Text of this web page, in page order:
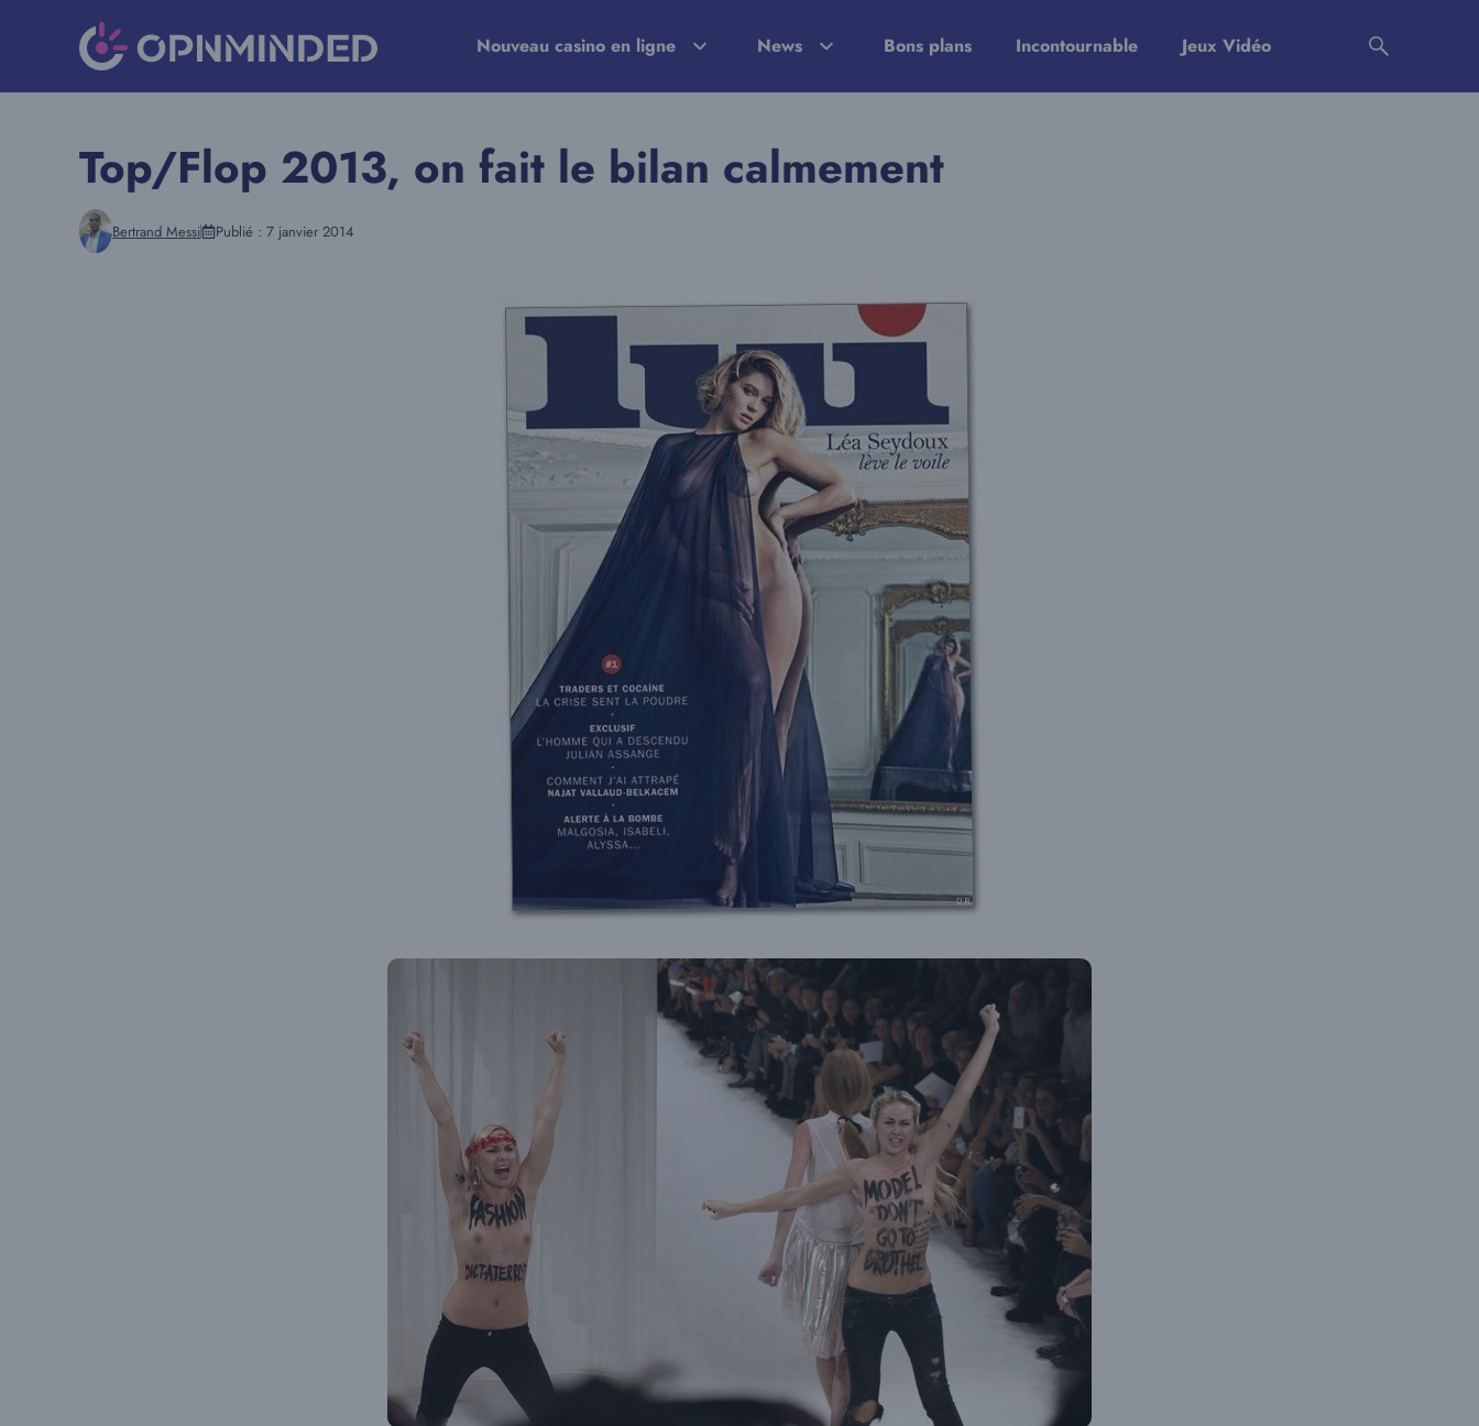
Nouveau casino en ligne News Bons plans Incontournable Jeux Vidéo
Top/Flop 2013, on fait le bilan calmement
Bertrand Messi Publié : 7 janvier 2014